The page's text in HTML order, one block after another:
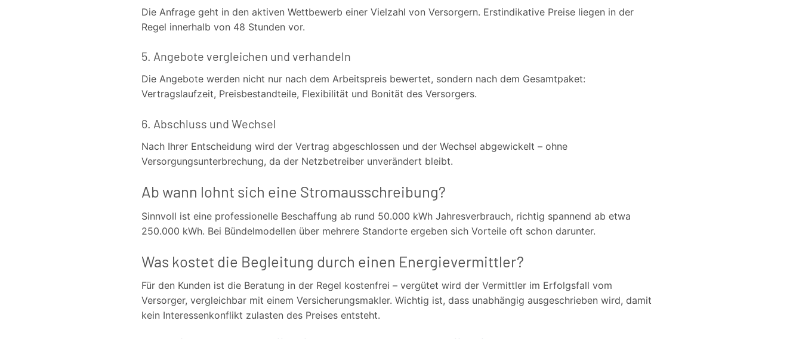
Die Anfrage geht in den aktiven Wettbewerb einer Vielzahl von Versorgern. Erstindikative Preise liegen in der
Regel innerhalb von 48 Stunden vor.
5. Angebote vergleichen und verhandeln
Die Angebote werden nicht nur nach dem Arbeitspreis bewertet, sondern nach dem Gesamtpaket:
Vertragslaufzeit, Preisbestandteile, Flexibilität und Bonität des Versorgers.
6. Abschluss und Wechsel
Nach Ihrer Entscheidung wird der Vertrag abgeschlossen und der Wechsel abgewickelt – ohne
Versorgungsunterbrechung, da der Netzbetreiber unverändert bleibt.
Ab wann lohnt sich eine Stromausschreibung?
Sinnvoll ist eine professionelle Beschaffung ab rund 50.000 kWh Jahresverbrauch, richtig spannend ab etwa
250.000 kWh. Bei Bündelmodellen über mehrere Standorte ergeben sich Vorteile oft schon darunter.
Was kostet die Begleitung durch einen Energievermittler?
Für den Kunden ist die Beratung in der Regel kostenfrei – vergütet wird der Vermittler im Erfolgsfall vom
Versorger, vergleichbar mit einem Versicherungsmakler. Wichtig ist, dass unabhängig ausgeschrieben wird, damit
kein Interessenkonflikt zulasten des Preises entsteht.